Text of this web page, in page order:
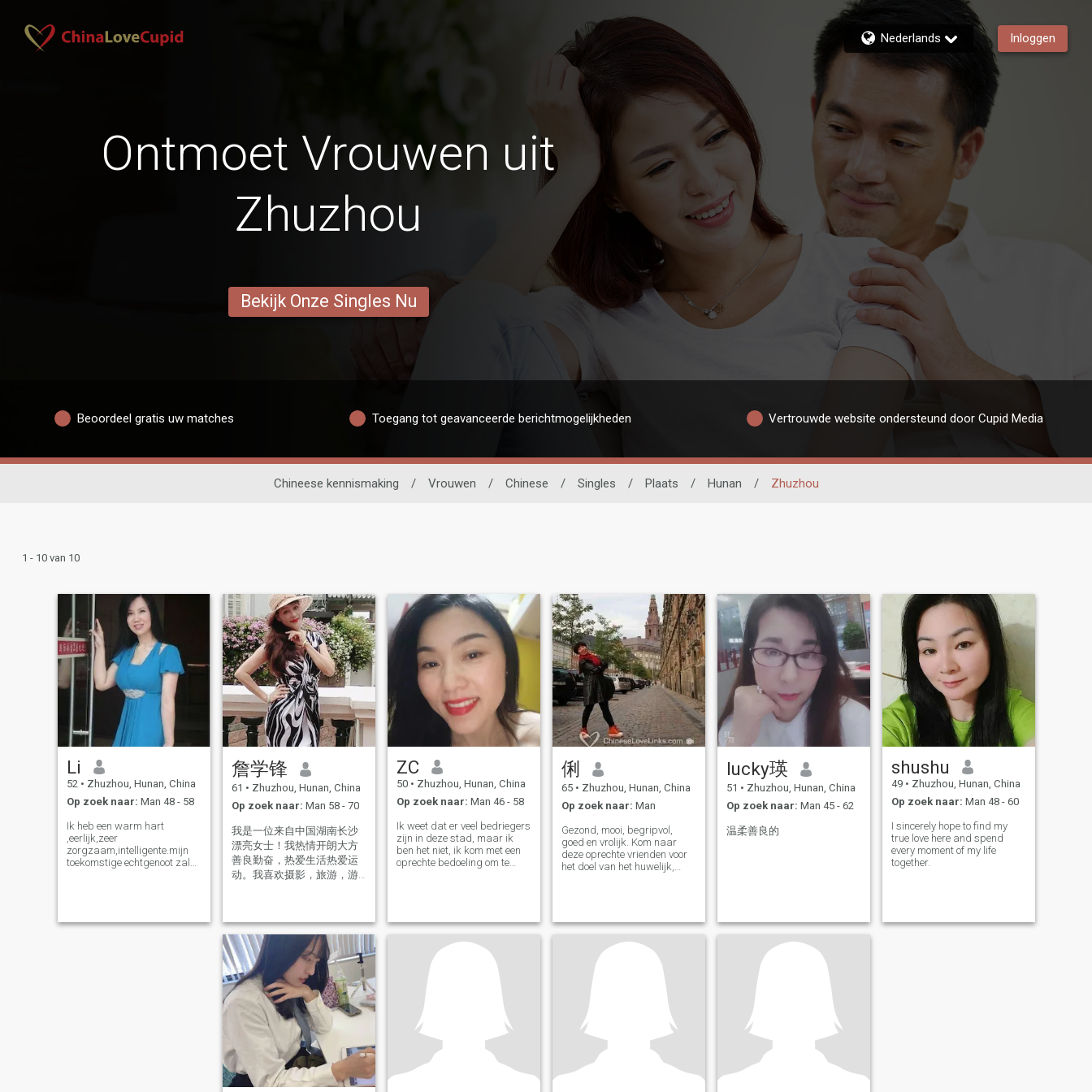
Nederlands Inloggen
Ontmoet Vrouwen uit
Zhuzhou
Bekijk Onze Singles Nu
Beoordeel gratis uw matches Toegang tot geavanceerde berichtmogelijkheden Vertrouwde website ondersteund door Cupid Media
Chineese kennismaking / Vrouwen / Chinese / Singles / Plaats / Hunan / Zhuzhou
1 - 10 van 10
Li
52 • Zhuzhou, Hunan, China
Op zoek naar: Man 48 - 58
Ik heb een warm hart
,eerlijk,zeer
zorgzaam,intelligente.mijn
toekomstige echtgenoot zal
,dansen,travel.ect. Ik
詹学锋
61 • Zhuzhou, Hunan, China
Op zoek naar: Man 58 - 70
我是一位来自中国湖南长沙
漂亮女士！我热情开朗大方
善良勤奋，热爱生活热爱运
动。我喜欢摄影，旅游，游
ZC
50 • Zhuzhou, Hunan, China
Op zoek naar: Man 46 - 58
Ik weet dat er veel bedriegers
zijn in deze stad, maar ik
ben het niet, ik kom met een
oprechte bedoeling om te
met mijn werk, maar dat ik
mensen die het nodig
hebben. En als ik je micro-
signalen of andere manieren
om contact met je op te
nemen, vertel dat ik je gezien
heb, dan kun je gerust
contact met me opnemen, ik
wil gewoon niet onze tijd
in een warme omgeving, ik
weet wat tolerantie en delen
俐
65 • Zhuzhou, Hunan, China
Op zoek naar: Man
Gezond, mooi, begripvol,
goed en vrolijk. Kom naar
deze oprechte vrienden voor
het doel van het huwelijk,
Respecteer u, maar wil geen
tijd verspillen, dank u wel.
.Weigerde te chatten en p*rn
te gebruiken voor
communicatie
lucky瑛
51 • Zhuzhou, Hunan, China
Op zoek naar: Man 45 - 62
温柔善良的
shushu
49 • Zhuzhou, Hunan, China
Op zoek naar: Man 48 - 60
I sincerely hope to find my
true love here and spend
every moment of my life
together.